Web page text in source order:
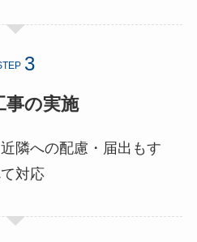
事の実施
隣への配慮・届出もす
対応